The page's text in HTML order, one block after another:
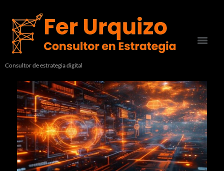
Consultor de estrategia digital